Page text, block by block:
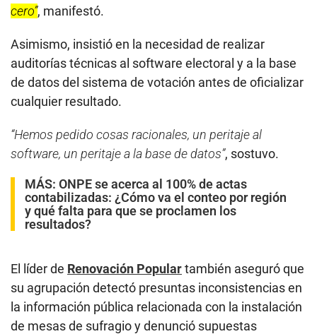
cero”, manifestó.
Asimismo, insistió en la necesidad de realizar
auditorías técnicas al software electoral y a la base
de datos del sistema de votación antes de oficializar
cualquier resultado.
“Hemos pedido cosas racionales, un peritaje al
software, un peritaje a la base de datos”, sostuvo.
MÁS: ONPE se acerca al 100% de actas
contabilizadas: ¿Cómo va el conteo por región
y qué falta para que se proclamen los
resultados?
El líder de Renovación Populartambién aseguró que
su agrupación detectó presuntas inconsistencias en
la información pública relacionada con la instalación
de mesas de sufragio y denunció supuestas